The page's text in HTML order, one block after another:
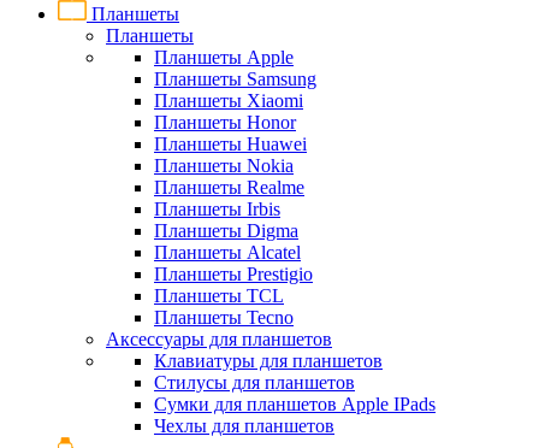
Планшеты
Планшеты
Планшеты Apple
Планшеты Samsung
Планшеты Xiaomi
Планшеты Honor
Планшеты Huawei
Планшеты Nokia
Планшеты Realme
Планшеты Irbis
Планшеты Digma
Планшеты Alcatel
Планшеты Prestigio
Планшеты TCL
Планшеты Tecno
Аксессуары для планшетов
Клавиатуры для планшетов
Стилусы для планшетов
Сумки для планшетов Apple IPads
Чехлы для планшетов